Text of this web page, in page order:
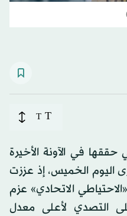
T
T
حققها في الآونة الأخيرة
اليوم الخميس، إذ عززت
الاتحادي» عزم
التصدي لأعلى معدل